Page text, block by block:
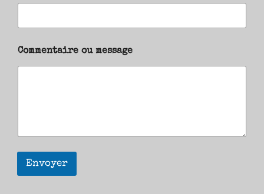
Commentaire ou message
Envoyer